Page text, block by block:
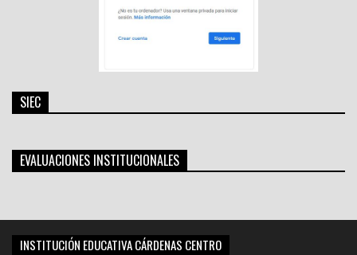
SIEC
EVALUACIONES INSTITUCIONALES
INSTITUCIÓN EDUCATIVA CÁRDENAS CENTRO